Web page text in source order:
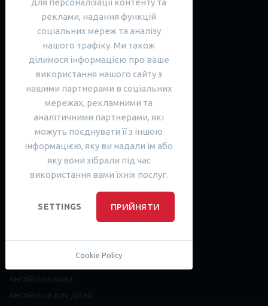
реклами, надання функцій
соціальних мереж та аналізу
нашого трафіку. Ми також
ділимося інформацією про ваше
використання нашого сайту з
нашими партнерами в соціальних
мережах, рекламними та
аналітичними партнерами, які
можуть поєднувати її з іншою
інформацією, яку ви надали їм або
яку вони зібрали під час
використання вами їхніх послуг.
SETTINGS ПРИЙНЯТИ
Cookie Policy
33028, Рівне, Україна,
вул. Мазепи, 4А/6А
+38(068) 160-36-69
43000, Луцьк, Україна, вул.
Коперника, 8, оф. 1
+38(050) 296-36-37
вул. Богуславська 1, оф. 68
+38(067) 808-81-82
Наша спільнота